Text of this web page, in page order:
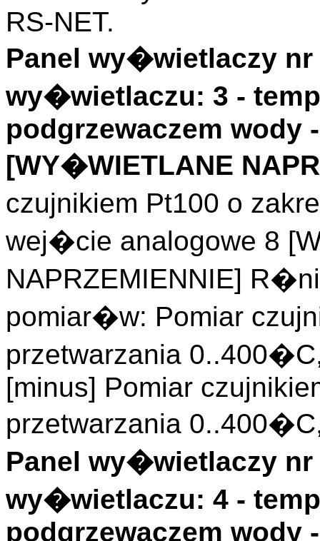
RS-NET.
Panel wy�wietlaczy nr
wy�wietlaczu: 3 -
podgrzewaczem wody
[WY�WIETLANE
czujnikiem Pt100 o
wej�cie analogowe 8
NAPRZEMIENNIE]
pomiar�w: Pomiar
przetwarzania
[minus] Pomiar
przetwarzania
Panel wy�wietlaczy nr
wy�wietlaczu: 4 -
podgrzewaczem wody